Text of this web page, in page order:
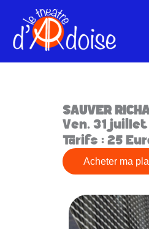
contenu
SAUVER
Ven. 31 juillet
Tarifs : 25
Acheter ma